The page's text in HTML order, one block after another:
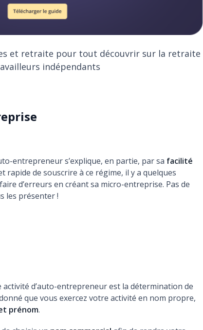
et retraite pour tout découvrir sur la retraite
indépendants
entrepreneur s’explique, en partie, par sa facilité
rapide de souscrire à ce régime, il y a quelques
d’erreurs en créant sa micro-entreprise. Pas de
les présenter !
d’auto-entrepreneur est la détermination de
que vous exercez votre activité en nom propre,
prénom.